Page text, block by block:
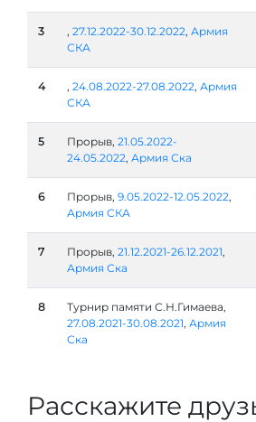
3 , 27.12.2022-30.12.2022, Армия
СКА
4 , 24.08.2022-27.08.2022, Армия
СКА
5 Прорыв, 21.05.2022-
24.05.2022, Армия Ска
6 Прорыв, 9.05.2022-12.05.2022,
Армия СКА
7 Прорыв, 21.12.2021-26.12.2021,
Армия Ска
8
Турнир памяти С.Н.Гимаева,
27.08.2021-30.08.2021, Армия
Ска
Расскажите